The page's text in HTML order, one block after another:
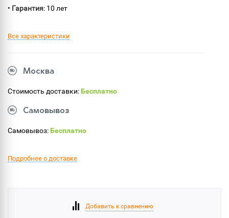
• Гарантия: 10 лет
Все характеристики
Москва
Стоимость доставки:Бесплатно
Самовывоз
Самовывоз:Бесплатно
Подробнее о доставке
Добавить к сравнению